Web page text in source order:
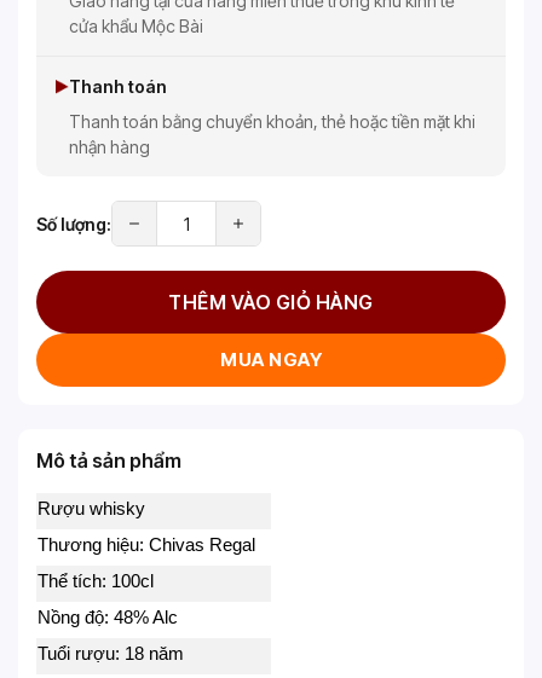
cửa khẩu Mộc Bài
Thanh toán
Thanh toán bằng chuyển khoản, thẻ hoặc tiền mặt khi
nhận hàng
Số lượng:
THÊM VÀO GIỎ HÀNG
MUA NGAY
Mô tả sản phẩm
Rượu whisky
Thương hiệu: Chivas Regal
Thể tích: 100cl
Nồng độ: 48% Alc
Tuổi rượu: 18 năm